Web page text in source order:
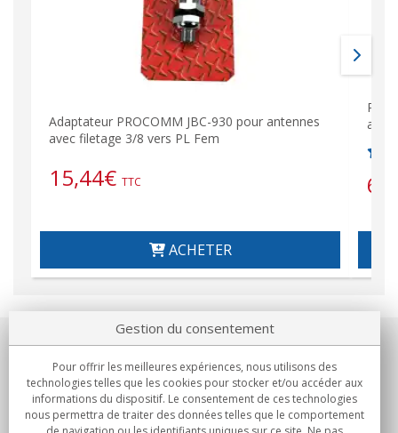
Adaptateur PROCOMM JBC-930 pour antennes
avec filetage 3/8 vers PL Fem
15,44€ TTC
ACHETER
Notre société
Engagements
Gestion du consentement
Pour offrir les meilleures expériences, nous utilisons des
technologies telles que les cookies pour stocker et/ou accéder aux
informations du dispositif. Le consentement de ces technologies
nous permettra de traiter des données telles que le comportement